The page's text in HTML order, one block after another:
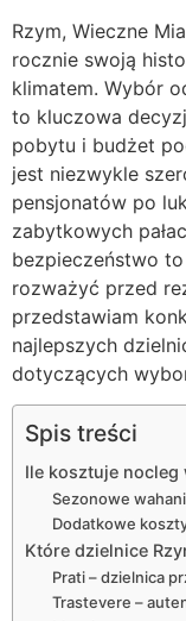
Rzym, Wieczne
rocznie swoją
klimatem. Wybór
to kluczowa
pobytu i budżet
jest niezwykle
pensjonatów po
zabytkowych
bezpieczeństwo
rozważyć przed
przedstawiam
najlepszych
dotyczących
Spis treści
Ile kosztuje nocleg
Sezonowe
Dodatkowe
Które dzielnice
Prati – dzielnica
Trastevere –